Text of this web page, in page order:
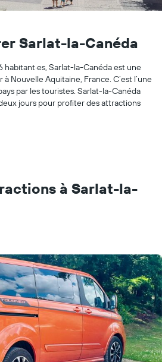
Sarlat-la-Canéda
habitant·es, Sarlat-la-Canéda est une
Nouvelle Aquitaine, France. C’est l’une
par les touristes. Sarlat-la-Canéda
jours pour profiter des attractions
à Sarlat-la-